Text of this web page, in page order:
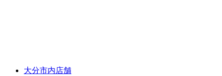
大分市内店舗